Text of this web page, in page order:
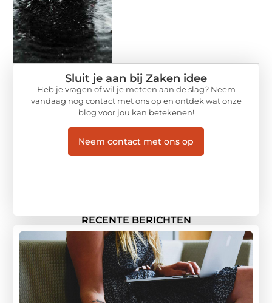
RECENTE BERICHTEN
Sluit je aan bij Zaken idee
Heb je vragen of wil je meteen aan de slag? Neem
vandaag nog contact met ons op en ontdek wat onze
blog voor jou kan betekenen!
Neem contact met ons op